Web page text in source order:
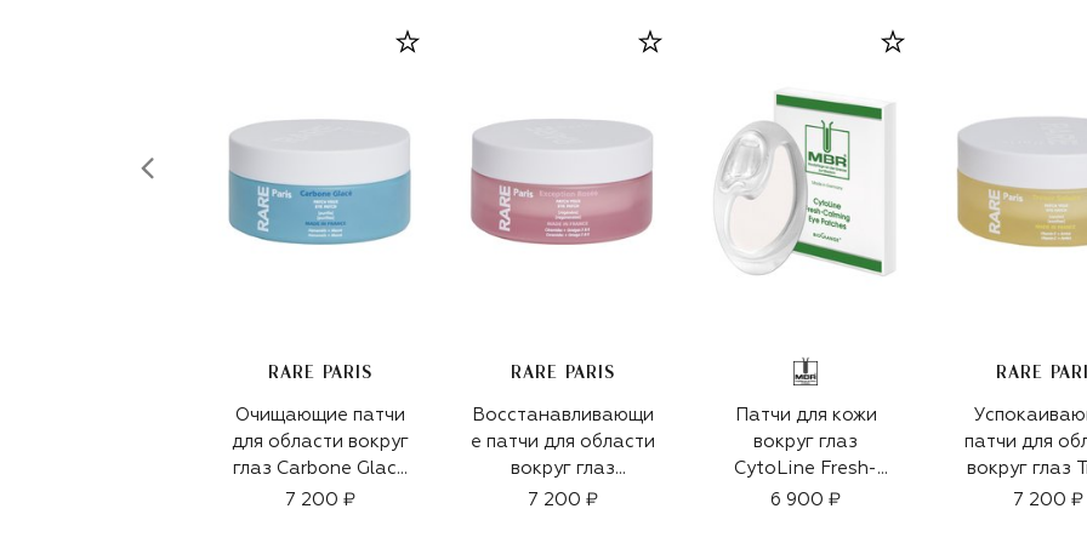
RARE PARIS
Очищающие патчи
для области вокруг
глаз Carbone Glacé
(30шт)
7 200 ₽
RARE PARIS
Восстанавливающи
е патчи для области
вокруг глаз
Exception Rosée
7 200 ₽
Патчи для кожи
вокруг глаз
CytoLine Fresh-
Calming (3.3ml)
6 900 ₽
RARE
патчи для
вокруг глаз
Solaire
7 200 ₽